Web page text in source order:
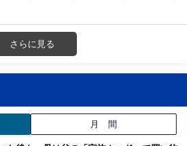
さらに見る
月 間